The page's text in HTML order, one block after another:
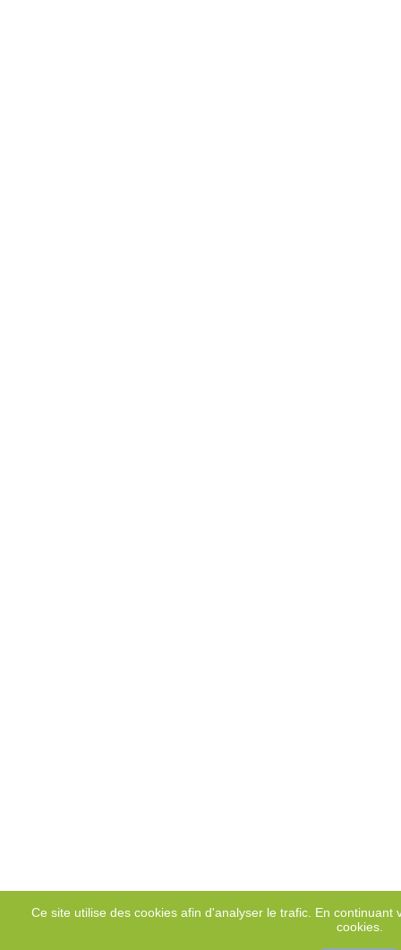
Ce site utilise des cookies afin d'analyser le trafic. En
cookies.